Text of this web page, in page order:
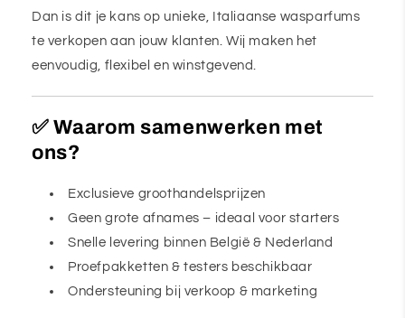
Dan is dit je kans op unieke, Italiaanse wasparfums
te verkopen aan jouw klanten. Wij maken het
eenvoudig, flexibel en winstgevend.
✅ Waarom samenwerken met
ons?
Exclusieve groothandelsprijzen
Geen grote afnames – ideaal voor starters
Snelle levering binnen België & Nederland
Proefpakketten & testers beschikbaar
Ondersteuning bij verkoop & marketing